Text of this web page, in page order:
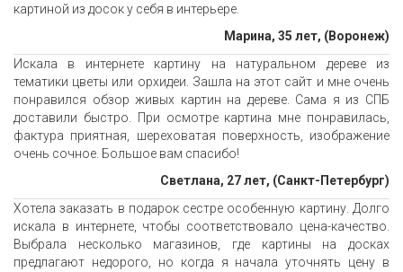
картиной из досок у себя в интерьере.
Марина, 35 лет, (Воронеж)
Искала в интернете картину на натуральном дереве из
тематики цветы или орхидеи. Зашла на этот сайт и мне очень
понравился обзор живых картин на дереве. Сама я из СПБ
доставили быстро. При осмотре картина мне понравилась,
фактура приятная, шереховатая поверхность, изображение
очень сочное. Большое вам спасибо!
Светлана, 27 лет, (Санкт-Петербург)
Хотела заказать в подарок сестре особенную картину. Долго
искала в интернете, чтобы соответствовало цена-качество.
Выбрала несколько магазинов, где картины на досках
предлагают недорого, но когда я начала уточнять цену в